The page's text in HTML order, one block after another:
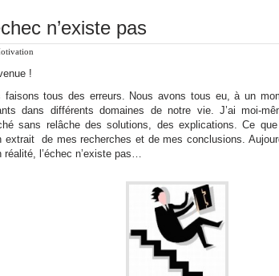
n’existe pas
!
faisons tous des erreurs. Nous avons tous eu, à un
dans différents domaines de notre vie. J’ai moi-
sans relâche des solutions, des explications. Ce
extrait de mes recherches et de mes conclusions.
réalité, l’échec n’existe pas…